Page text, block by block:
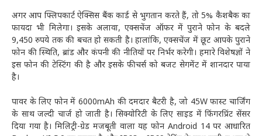
अगर आप फ्लिपकार्ट ऐक्सिस बैंक कार्ड से भुगतान करते हैं, तो 5% कैशबैक का
फायदा भी मिलेगा। इसके अलावा, एक्सचेंज ऑफर में पुराने फोन के बदले
9,450 रुपये तक की बचत हो सकती है। हालांकि, एक्सचेंज में छूट आपके पुराने
फोन की स्थिति, ब्रांड और कंपनी की नीतियों पर निर्भर करेगी। हमारे विशेषज्ञों ने
इस फोन की टेस्टिंग की है और इसके फीचर्स को बजट सेगमेंट में शानदार पाया
है।
पावर के लिए फोन में 6000mAh की दमदार बैटरी है, जो 45W फास्ट चार्जिंग
के साथ जल्दी चार्ज हो जाती है। सिक्योरिटी के लिए साइड में फिंगरप्रिंट सेंसर
दिया गया है। मिलिट्री-ग्रेड मजबूती वाला यह फोन Android 14 पर आधारित